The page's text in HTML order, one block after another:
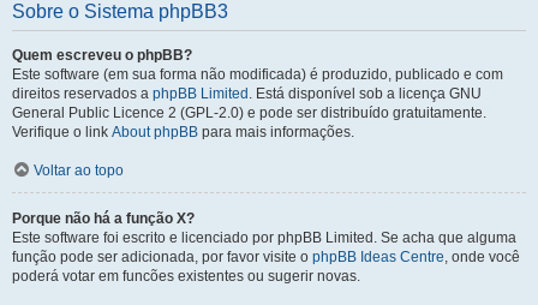
Sobre o Sistema phpBB3
Quem escreveu o phpBB?
Este software (em sua forma não modificada) é produzido, publicado e com
direitos reservados a phpBB Limited . Está disponível sob a licença GNU
General Public Licence 2 (GPL-2.0) e pode ser distribuído gratuitamente.
Verifique o link About phpBB para mais informações.
Voltar ao topo
Porque não há a função X?
Este software foi escrito e licenciado por phpBB Limited. Se acha que alguma
função pode ser adicionada, por favor visite o phpBB Ideas Centre, onde você
poderá votar em funcões existentes ou sugerir novas.